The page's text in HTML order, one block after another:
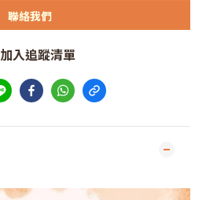
聯絡我們
加入追蹤清單